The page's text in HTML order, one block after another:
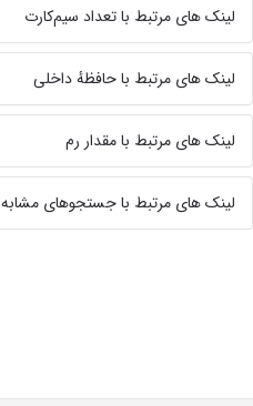
لینک های مرتبط با تعداد سیم‌کارت
لینک های مرتبط با حافظهٔ داخلی
لینک های مرتبط با مقدار رم
لینک های مرتبط با جستجوهای مشابه